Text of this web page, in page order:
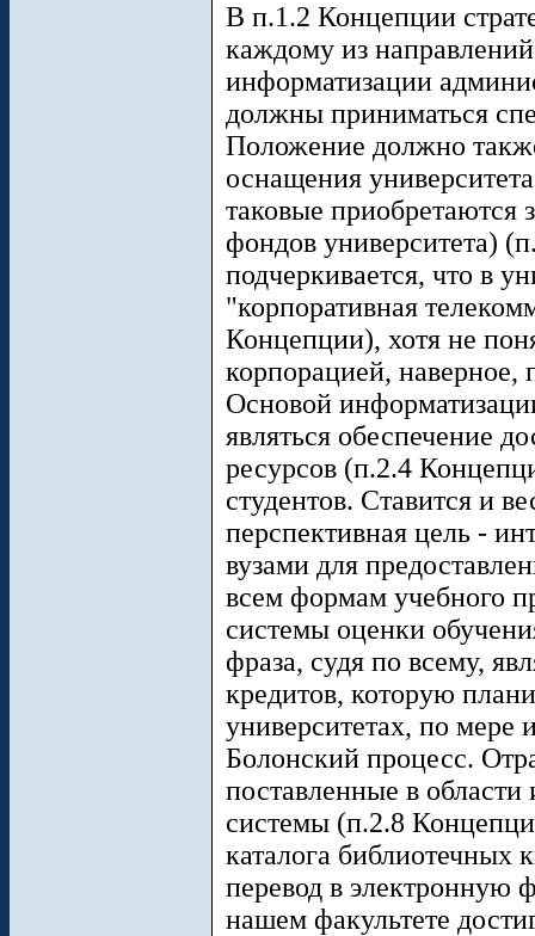
В п.1.2 Концепции
каждому из
информатизации
должны приниматься
Положение должно
оснащения
таковые приобретаются
фондов университета)
подчеркивается, что в
"корпоративная
Концепции), хотя не
корпорацией, наверное,
Основой
являться обеспечение
ресурсов (п.2.4
студентов. Ставится и
перспективная цель -
вузами для
всем формам учебного
системы оценки
фраза, судя по всему,
кредитов, которую
университетах, по мере
Болонский процесс.
поставленные в
системы (п.2.8
каталога библиотечных
перевод в электронную
нашем факультете